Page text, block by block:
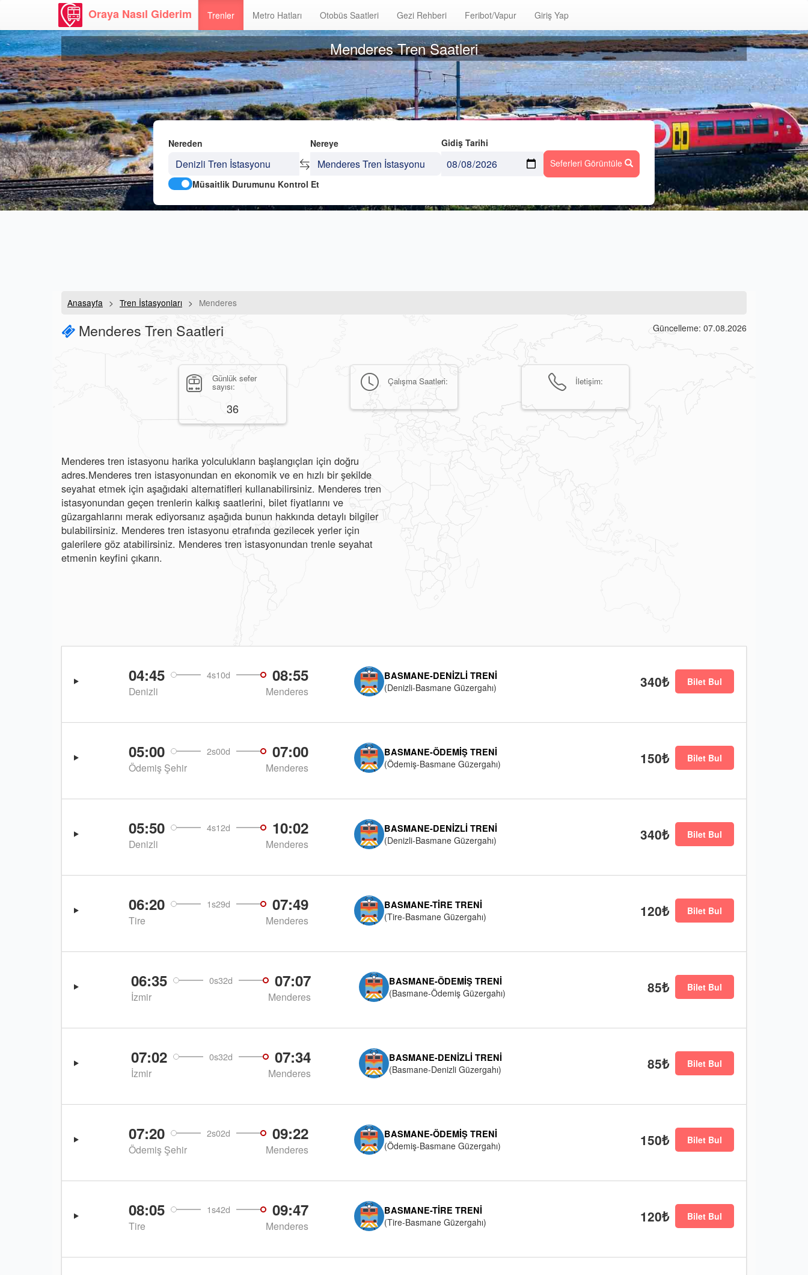
Oraya Nasıl Giderim Trenler Metro Hatları Otobüs Saatleri Gezi Rehberi Feribot/Vapur Giriş Yap
Menderes Tren Saatleri
Nereden Nereye
Gidiş Tarihi
Seferleri Görüntüle
Müsaitlik Durumunu Kontrol Et
Anasayfa Tren İstasyonları Menderes
Menderes Tren Saatleri Güncelleme: 07.08.2026
Günlük sefer
sayısı:
36
Çalışma Saatleri: İletişim:
Menderes tren istasyonu harika yolculukların başlangıçları için doğru
adres.Menderes tren istasyonundan en ekonomik ve en hızlı bir şekilde
seyahat etmek için aşağıdaki alternatifleri kullanabilirsiniz. Menderes tren
istasyonundan geçen trenlerin kalkış saatlerini, bilet fiyatlarını ve
güzargahlarını merak ediyorsanız aşağıda bunun hakkında detaylı bilgiler
bulabilirsiniz. Menderes tren istasyonu etrafında gezilecek yerler için
galerilere göz atabilirsiniz. Menderes tren istasyonundan trenle seyahat
etmenin keyfini çıkarın.
04:45 4s10d 08:55
Denizli Menderes
BASMANE-DENIZLI TRENI
(Denizli-Basmane Güzergahı)
340₺ Bilet Bul
05:00 2s00d 07:00
Ödemiş Şehir Menderes
BASMANE-ÖDEMIŞ TRENI
(Ödemiş-Basmane Güzergahı)
150₺ Bilet Bul
05:50 4s12d 10:02
Denizli Menderes
BASMANE-DENIZLI TRENI
(Denizli-Basmane Güzergahı)
340₺ Bilet Bul
06:20 1s29d 07:49
Tire Menderes
BASMANE-TIRE TRENI
(Tire-Basmane Güzergahı)
120₺ Bilet Bul
06:35 0s32d 07:07
İzmir Menderes
BASMANE-ÖDEMIŞ TRENI
(Basmane-Ödemiş Güzergahı)
85₺ Bilet Bul
07:02 0s32d 07:34
İzmir Menderes
BASMANE-DENIZLI TRENI
(Basmane-Denizli Güzergahı)
85₺ Bilet Bul
07:20 2s02d 09:22
Ödemiş Şehir Menderes
BASMANE-ÖDEMIŞ TRENI
(Ödemiş-Basmane Güzergahı)
150₺ Bilet Bul
08:05 1s42d 09:47
Tire Menderes
BASMANE-TIRE TRENI
(Tire-Basmane Güzergahı)
120₺ Bilet Bul